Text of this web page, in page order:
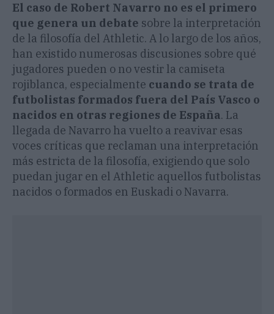
El caso de Robert Navarro no es el primero
que genera un debate sobre la interpretación
de la filosofía del Athletic. A lo largo de los años,
han existido numerosas discusiones sobre qué
jugadores pueden o no vestir la camiseta
rojiblanca, especialmente cuando se trata de
futbolistas formados fuera del País Vasco o
nacidos en otras regiones de España. La
llegada de Navarro ha vuelto a reavivar esas
voces críticas que reclaman una interpretación
más estricta de la filosofía, exigiendo que solo
puedan jugar en el Athletic aquellos futbolistas
nacidos o formados en Euskadi o Navarra.